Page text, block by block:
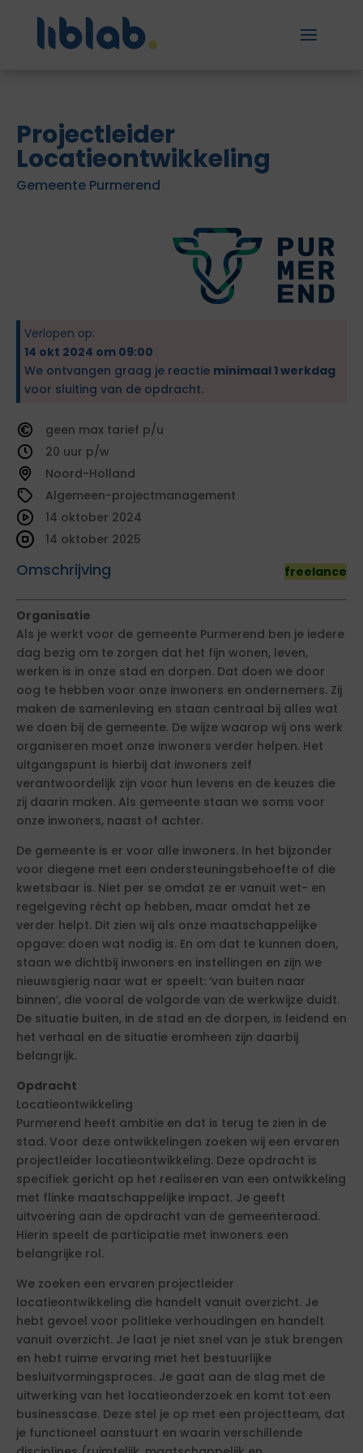
Projectleider
Locatieontwikkeling
Gemeente Purmerend
Verlopen op:
14 okt 2024 om 09:00
We ontvangen graag je reactie minimaal 1 werkdag
voor sluiting van de opdracht.
geen
tarief
20
Noord-Holland
Algemeen-projectmanagement
Omschrijving freelance
14 oktober 2024
14 oktober 2025
Organisatie
Als je werkt voor de gemeente Purmerend ben je iedere
dag bezig om te zorgen dat het fijn wonen, leven,
werken is in onze stad en dorpen. Dat doen we door
oog te hebben voor onze inwoners en ondernemers. Zij
maken de samenleving en staan centraal bij alles wat
we doen bij de gemeente. De wijze waarop wij ons werk
organiseren moet onze inwoners verder helpen. Het
uitgangspunt is hierbij dat inwoners zelf
verantwoordelijk zijn voor hun levens en de keuzes die
zij daarin maken. Als gemeente staan we soms voor
onze inwoners, naast of achter.
De gemeente is er voor alle inwoners. In het bijzonder
voor diegene met een ondersteuningsbehoefte of die
kwetsbaar is. Niet per se omdat ze er vanuit wet- en
regelgeving récht op hebben, maar omdat het ze
verder helpt. Dit zien wij als onze maatschappelijke
opgave: doen wat nodig is. En om dat te kunnen doen,
staan we dichtbij inwoners en instellingen en zijn we
nieuwsgierig naar wat er speelt: ‘van buiten naar
binnen’, die vooral de volgorde van de werkwijze duidt.
De situatie buiten, in de stad en de dorpen, is leidend en
het verhaal en de situatie eromheen zijn daarbij
belangrijk.
Opdracht
Locatieontwikkeling
Purmerend heeft ambitie en dat is terug te zien in de
stad. Voor deze ontwikkelingen zoeken wij een ervaren
projectleider locatieontwikkeling. Deze opdracht is
specifiek gericht op het realiseren van een ontwikkeling
met flinke maatschappelijke impact. Je geeft
uitvoering aan de opdracht van de gemeenteraad.
Hierin speelt de participatie met inwoners een
belangrijke rol.
We zoeken een ervaren projectleider
locatieontwikkeling die handelt vanuit overzicht. Je
hebt gevoel voor politieke verhoudingen en handelt
vanuit overzicht. Je laat je niet snel van je stuk brengen
en hebt ruime ervaring met het bestuurlijke
besluitvormingsproces. Je gaat aan de slag met de
uitwerking van het locatieonderzoek en komt tot een
businesscase. Deze stel je op met een projectteam, dat
je functioneel aanstuurt en waarin verschillende